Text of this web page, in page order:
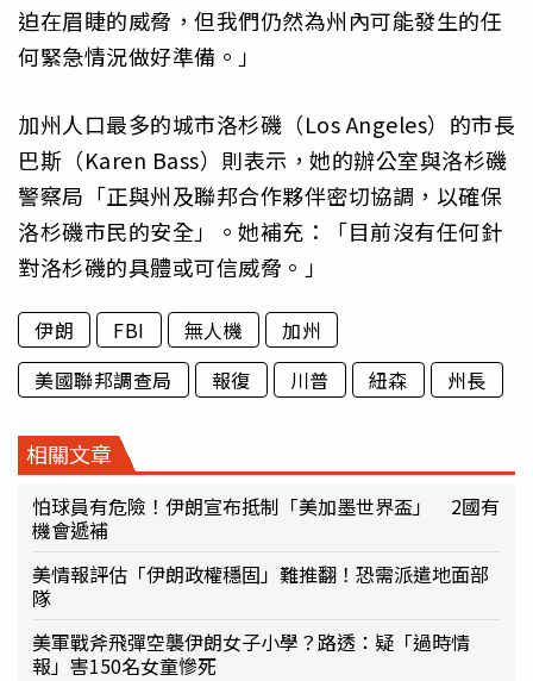
迫在眉睫的威脅，但我們仍然為州內可能發生的任
何緊急情況做好準備。」
加州人口最多的城市洛杉磯（Los Angeles）的市長
巴斯（Karen Bass）則表示，她的辦公室與洛杉磯
警察局「正與州及聯邦合作夥伴密切協調，以確保
洛杉磯市民的安全」。她補充：「目前沒有任何針
對洛杉磯的具體或可信威脅。」
伊朗 FBI 無人機
加州
美國聯邦調查局
報復 川普 紐森 州長
相關文章
怕球員有危險！伊朗宣布抵制「美加墨世界盃」 2國有
機會遞補
美情報評估「伊朗政權穩固」難推翻！恐需派遣地面部
隊
美軍戰斧飛彈空襲伊朗女子小學？路透：疑「過時情
報」害150名女童慘死